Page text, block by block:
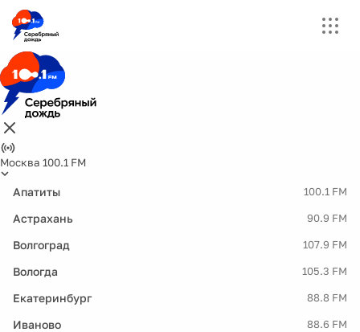
Москва 100.1 FM
Апатиты 100.1 FM
Астрахань 90.9 FM
Волгоград 107.9 FM
Вологда 105.3 FM
Екатеринбург 88.8 FM
Иваново 88.6 FM